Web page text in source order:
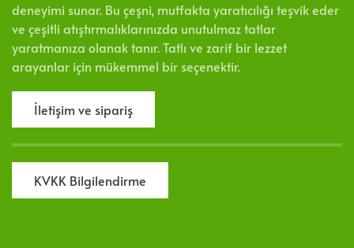
deneyimi sunar. Bu çeşni, mutfakta yaratıcılığı teşvik eder
ve çeşitli atıştırmalıklarınızda unutulmaz tatlar
yaratmanıza olanak tanır. Tatlı ve zarif bir lezzet
arayanlar için mükemmel bir seçenektir.
İletişim ve sipariş
KVKK Bilgilendirme